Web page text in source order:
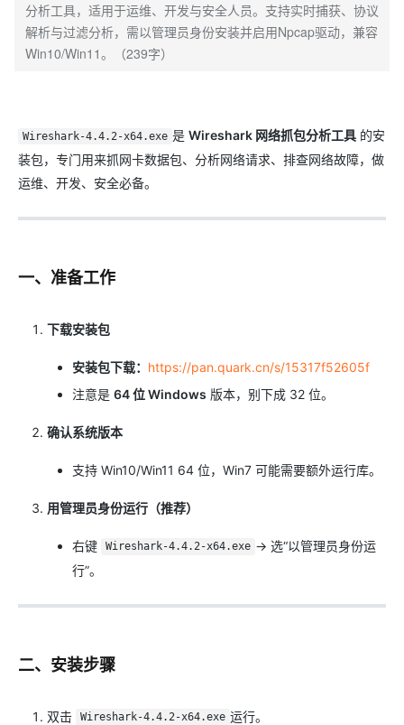
分析工具，适用于运维、开发与安全人员。支持实时捕获、协议
解析与过滤分析，需以管理员身份安装并启用Npcap驱动，兼容
Win10/Win11。（239字）
Wireshark-4.4.2-x64.exe 是 Wireshark 网络抓包分析工具​ 的安
装包，专门用来抓网卡数据包、分析网络请求、排查网络故障，做
运维、开发、安全必备。
一、准备工作
下载安装包
安装包下载： https://pan.quark.cn/s/15317f52605f
注意是 64 位 Windows ​ 版本，别下成 32 位。
确认系统版本
支持 Win10/Win11 64 位，Win7 可能需要额外运行库。
用管理员身份运行（推荐）
右键 Wireshark-4.4.2-x64.exe → 选“以管理员身份运
行”。
二、安装步骤
双击 Wireshark-4.4.2-x64.exe 运行。